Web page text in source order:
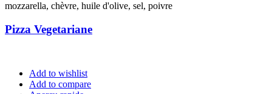
mozzarella, chèvre, huile d'olive, sel, poivre
Pizza Vegetariane
Add to wishlist
Add to compare